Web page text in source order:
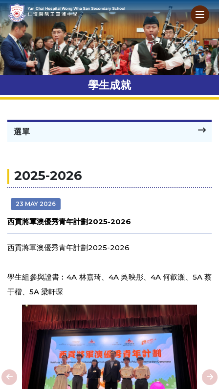
學生成就
選單
2025-2026
23 MAY 2026
西貢將軍澳優秀青年計劃2025-2026
西貢將軍澳優秀青年計劃2025-2026
學生組參與證書︰4A 林嘉琦、4A 吳映彤、4A 何叡灝、5A 蔡
于楷、5A 梁軒琛